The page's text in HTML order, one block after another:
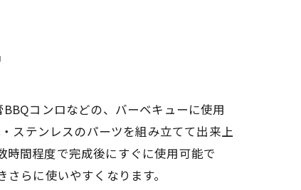
コンロなどの、バーベキューに使用
ステンレスのパーツを組み立てて出来上
間程度で完成後にすぐに使用可能で
らに使いやすくなります。